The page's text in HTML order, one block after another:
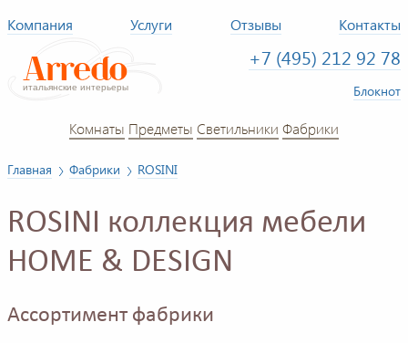
Компания Услуги Отзывы Контакты
+7 (495) 212 92 78
Блокнот
Комнаты Предметы Светильники Фабрики
Главная Фабрики ROSINI
ROSINI коллекция мебели
HOME & DESIGN
Ассортимент фабрики